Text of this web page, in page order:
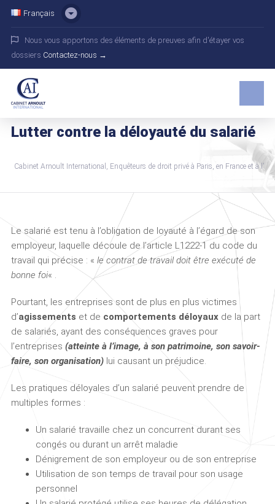
Français
Nous vous apportons des éléments de preuves afin d'étayer vos
dossiers Contactez-nous →
Lutter contre la déloyauté du salarié
Cabinet Arnoult International, Enquêteurs de droit privé à Paris, en France et à
Le salarié est tenu à l’obligation de loyauté à l’égard de son
employeur, laquelle découle de l’article L1222-1 du code du
travail qui précise : « le contrat de travail doit être exécuté de
bonne foi« .
Pourtant, les entreprises sont de plus en plus victimes
d’agissements et de comportements déloyauxde la part
de salariés, ayant des conséquences graves pour
l’entreprises (atteinte à l’image, à son patrimoine, son savoir-
faire, son organisation)lui causant un préjudice.
Les pratiques déloyales d’un salarié peuvent prendre de
multiples formes :
Un salarié travaille chez un concurrent durant ses
congés ou durant un arrêt maladie
Dénigrement de son employeur ou de son entreprise
Utilisation de son temps de travail pour son usage
personnel